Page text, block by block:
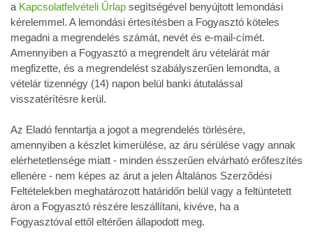
a Kapcsolatfelvételi Űrlap segítségével benyújtott lemondási
kérelemmel. A lemondási értesítésben a Fogyasztó köteles
megadni a megrendelés számát, nevét és e-mail-címét.
Amennyiben a Fogyasztó a megrendelt áru vételárát már
megfizette, és a megrendelést szabályszerűen lemondta, a
vételár tizennégy (14) napon belül banki átutalással
visszatérítésre kerül.
Az Eladó fenntartja a jogot a megrendelés törlésére,
amennyiben a készlet kimerülése, az áru sérülése vagy annak
elérhetetlensége miatt - minden ésszerűen elvárható erőfeszítés
ellenére - nem képes az árut a jelen Általános Szerződési
Feltételekben meghatározott határidőn belül vagy a feltüntetett
áron a Fogyasztó részére leszállítani, kivéve, ha a
Fogyasztóval ettől eltérően állapodott meg.